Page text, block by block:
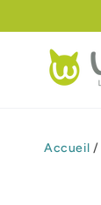
Accueil /